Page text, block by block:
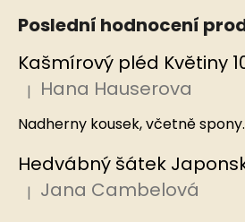
Poslední hodnocení
Hodnocení produktu je 5 z 5
| Hana Hauserova
Nadherny kousek, včetně spony.
Hodnocení produktu je 5 z 5
| Jana Cambelová